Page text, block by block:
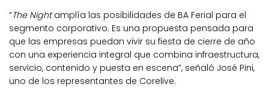
“The Nightamplía las posibilidades de BA Ferial para el
segmento corporativo. Es una propuesta pensada para
que las empresas puedan vivir su fiesta de cierre de año
con una experiencia integral que combina infraestructura,
servicio, contenido y puesta en escena”, señaló José Pini,
uno de los representantes de Corelive.